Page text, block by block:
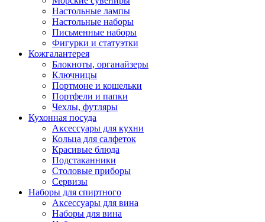
Настольные лампы
Настольные наборы
Письменные наборы
Фигурки и статуэтки
Кожгалантерея
Блокноты, органайзеры
Ключницы
Портмоне и кошельки
Портфели и папки
Чехлы, футляры
Кухонная посуда
Аксессуары для кухни
Кольца для салфеток
Красивые блюда
Подстаканники
Столовые приборы
Cервизы
Наборы для спиртного
Аксессуары для вина
Наборы для вина